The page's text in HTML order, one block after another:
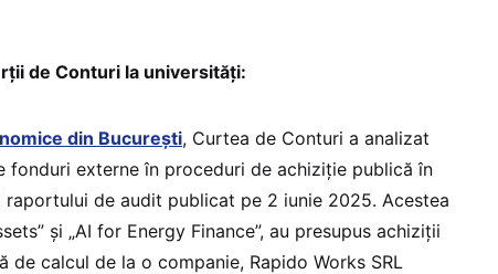
de Conturi la universități:
din București, Curtea de Conturi a analizat
fonduri externe în proceduri de achiziție publică în
de audit publicat pe 2 iunie 2025. Acestea
și „AI for Energy Finance”, au presupus achiziții
de calcul de la o companie, Rapido Works SRL